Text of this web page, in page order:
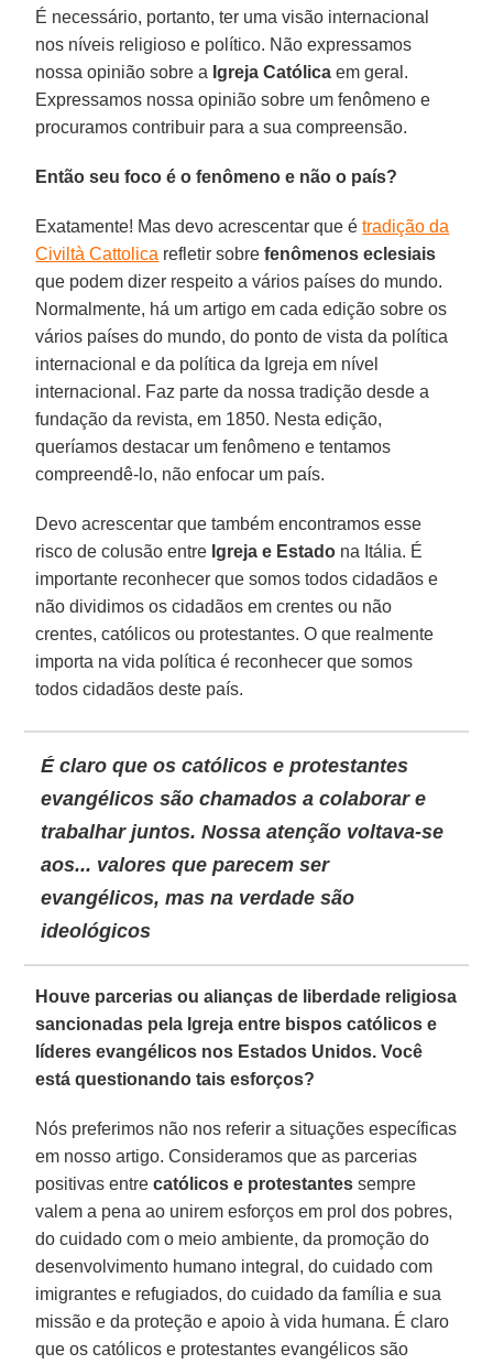
É necessário, portanto, ter uma visão internacional
nos níveis religioso e político. Não expressamos
nossa opinião sobre a Igreja Católica em geral.
Expressamos nossa opinião sobre um fenômeno e
procuramos contribuir para a sua compreensão.
Então seu foco é o fenômeno e não o país?
Exatamente! Mas devo acrescentar que étradição da
Civiltà Cattolica refletir sobrefenômenos eclesiais
que podem dizer respeito a vários países do mundo.
Normalmente, há um artigo em cada edição sobre os
vários países do mundo, do ponto de vista da política
internacional e da política da Igreja em nível
internacional. Faz parte da nossa tradição desde a
fundação da revista, em 1850. Nesta edição,
queríamos destacar um fenômeno e tentamos
compreendê-lo, não enfocar um país.
Devo acrescentar que também encontramos esse
risco de colusão entre Igreja e Estado na Itália. É
importante reconhecer que somos todos cidadãos e
não dividimos os cidadãos em crentes ou não
crentes, católicos ou protestantes. O que realmente
importa na vida política é reconhecer que somos
todos cidadãos deste país.
É claro que oscatólicos e protestantes
evangélicos são chamados a colaborar e
trabalhar juntos. Nossa atenção voltava-se
aos... valores que parecem ser
evangélicos, mas na verdade são
ideológicos
Houve parcerias ou alianças de liberdade religiosa
sancionadas pela Igreja entre bispos católicos e
líderes evangélicos nos Estados Unidos. Você
está questionando tais esforços?
Nós preferimos não nos referir a situações específicas
em nosso artigo. Consideramos que as parcerias
positivas entrecatólicos e protestantes sempre
valem a pena ao unirem esforços em prol dos pobres,
do cuidado com o meio ambiente, da promoção do
desenvolvimento humano integral, do cuidado com
imigrantes e refugiados, do cuidado da família e sua
missão e da proteção e apoio à vida humana. É claro
que os católicos e protestantes evangélicos são